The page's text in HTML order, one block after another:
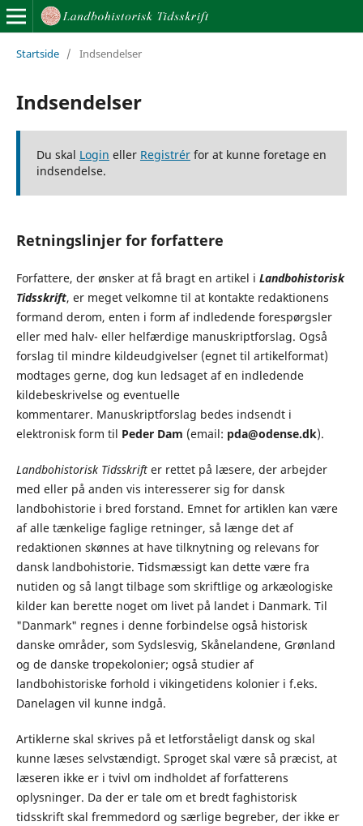
Startside / Indsendelser
Indsendelser
Du skal Login eller Registrérfor at kunne foretage en
indsendelse.
Retningslinjer for forfattere
Forfattere, der ønsker at få bragt en artikel i Landbohistorisk
Tidsskrift, er meget velkomne til at kontakte redaktionens
formand derom, enten i form af indledende forespørgsler
eller med halv- eller helfærdige manuskriptforslag. Også
forslag til mindre kildeudgivelser (egnet til artikelformat)
modtages gerne, dog kun ledsaget af en indledende
kildebeskrivelse og eventuelle
kommentarer. Manuskriptforslag bedes indsendt i
elektronisk form til Peder Dam (email: pda@odense.dk).
Landbohistorisk Tidsskrifter rettet på læsere, der arbejder
med eller på anden vis interesserer sig for dansk
landbohistorie i bred forstand. Emnet for artiklen kan være
af alle tænkelige faglige retninger, så længe det af
redaktionen skønnes at have tilknytning og relevans for
dansk landbohistorie. Tidsmæssigt kan dette være fra
nutiden og så langt tilbage som skriftlige og arkæologiske
kilder kan berette noget om livet på landet i Danmark. Til
"Danmark" regnes i denne forbindelse også historisk
danske områder, som Sydslesvig, Skånelandene, Grønland
og de danske tropekolonier; også studier af
landbohistoriske forhold i vikingetidens kolonier i f.eks.
Danelagen vil kunne indgå.
Artiklerne skal skrives på et letforståeligt dansk og skal
kunne læses selvstændigt. Sproget skal være så præcist, at
læseren ikke er i tvivl om indholdet af forfatterens
oplysninger. Da der er tale om et bredt faghistorisk
tidsskrift skal fremmedord og særlige begreber, der ikke er